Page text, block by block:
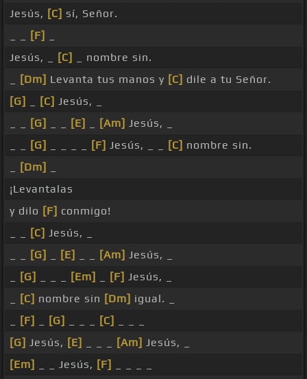
Jesús, [C] sí, Señor.
[F]
Jesús, _
[C]
_ nombre sin.
[Dm] Levanta tus manos y [C] dile a tu Señor.
[G]
[C] Jesús, _
[G] [E] [Am] Jesús, _
[G] [F] Jesús, _ _ [C] nombre sin.
[Dm]
¡Levantalas
y dilo [F] conmigo!
[C] Jesús, _
[G] [E] [Am] Jesús, _
[G] [Em] [F] Jesús, _
[C] nombre sin [Dm] igual. _
[F] [G] [C]
[G] Jesús, [E] [Am] Jesús, _
[Em]
_ _ Jesús, [F]